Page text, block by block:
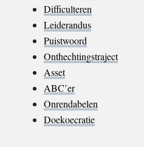
Difficulteren
Leiderandus
Puistwoord
Onthechtingstraject
Asset
ABC’er
Onrendabelen
Doekoecratie